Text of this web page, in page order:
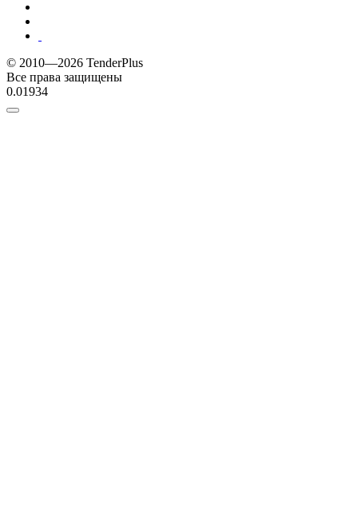
© 2010—2026 TenderPlus
Все права защищены
0.01934